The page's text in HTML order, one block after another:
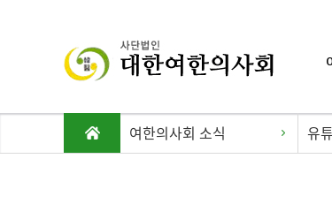
여한의사회 소식 유